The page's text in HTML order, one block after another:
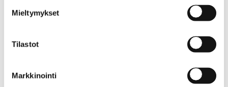
Mieltymykset
Tilastot
Markkinointi